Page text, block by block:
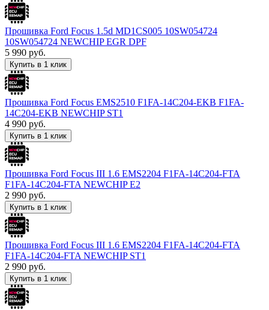
Прошивка Ford Focus 1.5d MD1CS005 10SW054724
10SW054724 NEWCHIP EGR DPF
5 990 руб.
Купить в 1 клик
Прошивка Ford Focus EMS2510 F1FA-14C204-EKB F1FA-
14C204-EKB NEWCHIP ST1
4 990 руб.
Купить в 1 клик
Прошивка Ford Focus III 1.6 EMS2204 F1FA-14C204-FTA
F1FA-14C204-FTA NEWCHIP E2
2 990 руб.
Купить в 1 клик
Прошивка Ford Focus III 1.6 EMS2204 F1FA-14C204-FTA
F1FA-14C204-FTA NEWCHIP ST1
2 990 руб.
Купить в 1 клик